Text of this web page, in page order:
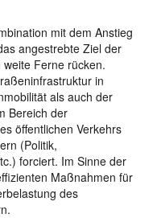
mit dem Anstieg
angestrebte Ziel der
Ferne rücken.
in
als auch der
Bereich der
öffentlichen Verkehrs
(Politik,
forciert. Im Sinne der
Maßnahmen für
des